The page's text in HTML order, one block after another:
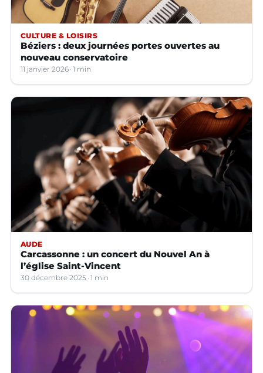
CULTURE & LOISIRS
Béziers : deux journées portes ouvertes au
nouveau conservatoire
11 janvier 2026 1 min
AUDE
Carcassonne : un concert du Nouvel An à
l’église Saint-Vincent
30 décembre 2025 1 min